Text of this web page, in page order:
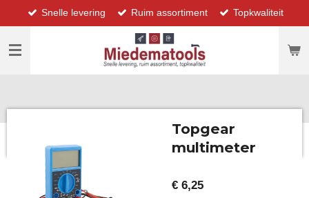
direct
naar
hoofdinhoud
Snelle levering Ruim assortiment Topkwaliteit
Topgear
multimeter
€ 6,25